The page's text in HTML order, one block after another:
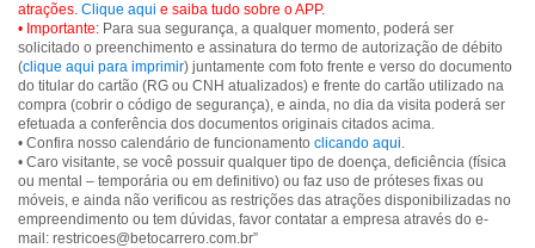
atrações. Clique aqui e saiba tudo sobre o APP.
• Importante: Para sua segurança, a qualquer momento, poderá ser
solicitado o preenchimento e assinatura do termo de autorização de débito
(clique aqui para imprimir) juntamente com foto frente e verso do documento
do titular do cartão (RG ou CNH atualizados) e frente do cartão utilizado na
compra (cobrir o código de segurança), e ainda, no dia da visita poderá ser
efetuada a conferência dos documentos originais citados acima.
• Confira nosso calendário de funcionamento clicando aqui.
• Caro visitante, se você possuir qualquer tipo de doença, deficiência (física
ou mental – temporária ou em definitivo) ou faz uso de próteses fixas ou
móveis, e ainda não verificou as restrições das atrações disponibilizadas no
empreendimento ou tem dúvidas, favor contatar a empresa através do e-
mail: restricoes@betocarrero.com.br”